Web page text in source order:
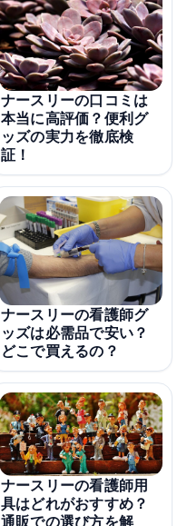
ナースリーの口コミは
本当に高評価？便利グ
ッズの実力を徹底検
証！
ナースリーの看護師グ
ッズは必需品で安い？
どこで買えるの？
ナースリーの看護師用
具はどれがおすすめ？
通販での選び方を解